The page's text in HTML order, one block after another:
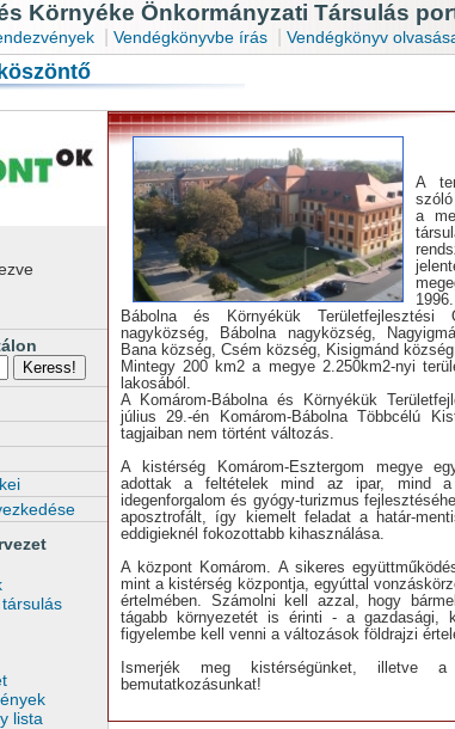
Környéke Önkormányzati Társulás
Vendégkönyvbe írás Vendégkönyv
lista
A
a
Bábolna és Környékük Területfejlesztési
nagyközség, Bábolna nagyközség,
Bana község, Csém község, Kisigmánd
Mintegy 200 km2 a megye 2.250km2-nyi
lakosából.
A Komárom-Bábolna és Környékük
július 29.-én Komárom-Bábolna Többcélú
tagjaiban nem történt változás.
A kistérség Komárom-Esztergom megye
adottak a feltételek mind az ipar, mind a
idegenforgalom és gyógy-turizmus
aposztrofált, így kiemelt feladat a határ-
eddigieknél fokozottabb kihasználása.
A központ Komárom. A sikeres
mint a kistérség központja, egyúttal
értelmében. Számolni kell azzal, hogy
tágabb környezetét is érinti - a gazdasági,
figyelembe kell venni a változások földrajzi
Ismerjék meg kistérségünket, illetve a
bemutatkozásunkat!